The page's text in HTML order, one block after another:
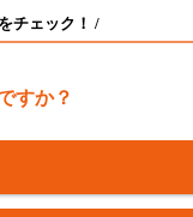
をチェック！ /
すか？